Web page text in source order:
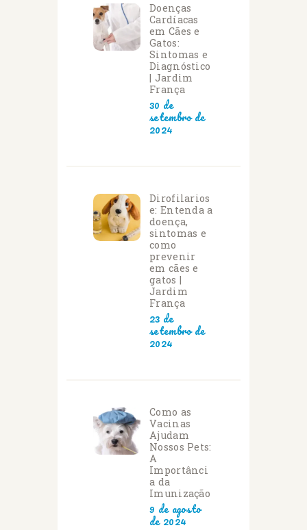
Doenças
Cardíacas
em Cães e
Gatos:
Sintomas e
Diagnóstico
| Jardim
França
30 de
setembro de
2024
Dirofilarios
e: Entenda a
doença,
sintomas e
como
prevenir
em cães e
gatos |
Jardim
França
23 de
setembro de
2024
Como as
Vacinas
Ajudam
Nossos Pets:
A
Importânci
a da
Imunização
9 de agosto
de 2024